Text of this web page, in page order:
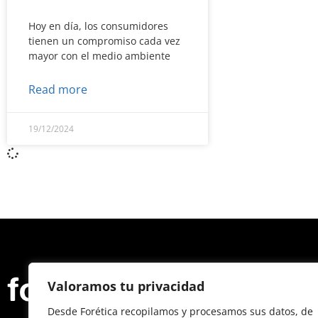
Valoramos tu privacidad
Desde Forética recopilamos y procesamos sus datos, de
Hoy en día, los consumidores
tienen un compromiso cada vez
mayor con el medio ambiente
Read more
19/12/2024